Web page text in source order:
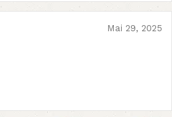
Mai 29, 2025